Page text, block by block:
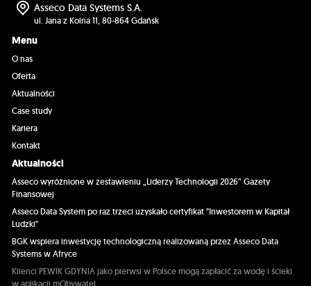
Asseco Data Systems S.A.
ul. Jana z Kolna 11, 80-864 Gdańsk
Menu
O nas
Oferta
Aktualności
Case study
Kariera
Kontakt
Aktualności
Asseco wyróżnione w zestawieniu „Liderzy Technologii 2026” Gazety
Finansowej
Asseco Data System po raz trzeci uzyskało certyfikat "Inwestorem w Kapitał
Ludzki"
BGK wspiera inwestycję technologiczną realizowaną przez Asseco Data
Systems w Afryce
Klienci PEWIK GDYNIA jako pierwsi w Polsce mogą zapłacić za wodę i ścieki
w aplikacji mObywatel